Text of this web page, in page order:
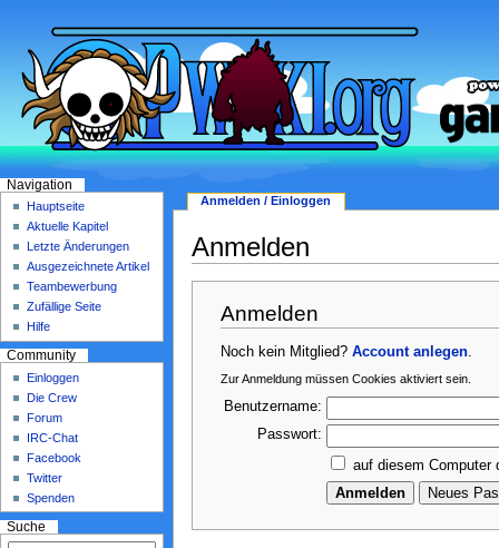
Anmelden
Anmelden
Noch kein Mitglied?Account anlegen
Zur Anmeldung müssen Cookies aktiviert sein.
Benutzername:
Passwort:
auf diesem Computer
Anmelden / Einloggen
Navigation
Hauptseite
Aktuelle Kapitel
Letzte Änderungen
Ausgezeichnete Artikel
Teambewerbung
Zufällige Seite
Hilfe
Community
Einloggen
Die Crew
Forum
IRC-Chat
Facebook
Twitter
Spenden
Suche